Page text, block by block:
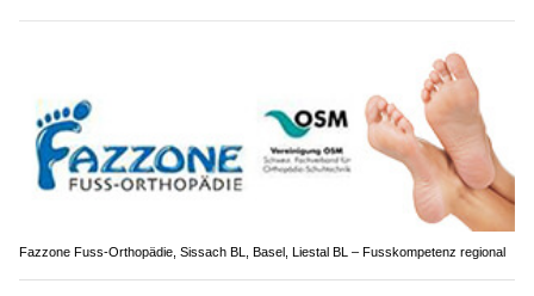
Fazzone Fuss-Orthopädie, Sissach BL, Basel, Liestal BL – Fusskompetenz regional